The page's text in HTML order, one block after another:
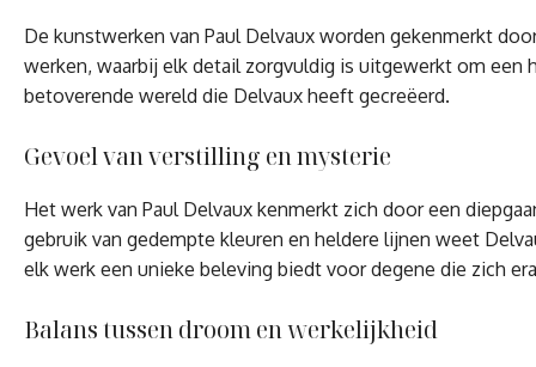
De kunstwerken van Paul Delvaux worden gekenmerkt
werken, waarbij elk detail zorgvuldig is uitgewerkt om
betoverende wereld die Delvaux heeft gecreëerd.
Gevoel van verstilling en mysterie
Het werk van Paul Delvaux kenmerkt zich door een
gebruik van gedempte kleuren en heldere lijnen weet
elk werk een unieke beleving biedt voor degene die zich
Balans tussen droom en werkelijkheid